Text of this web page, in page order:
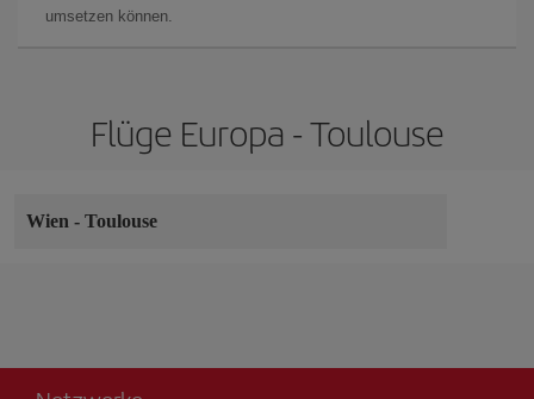
umsetzen können.
Flüge Europa - Toulouse
Wien - Toulouse